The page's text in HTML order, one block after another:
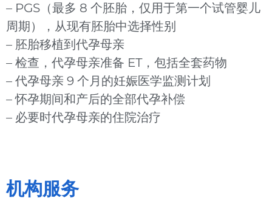
– PGS（最多 8 个胚胎，仅用于第一个试管婴儿
周期），从现有胚胎中选择性别
– 胚胎移植到代孕母亲
– 检查，代孕母亲准备 ET，包括全套药物
– 代孕母亲 9 个月的妊娠医学监测计划
– 怀孕期间和产后的全部代孕补偿
– 必要时代孕母亲的住院治疗
机构服务